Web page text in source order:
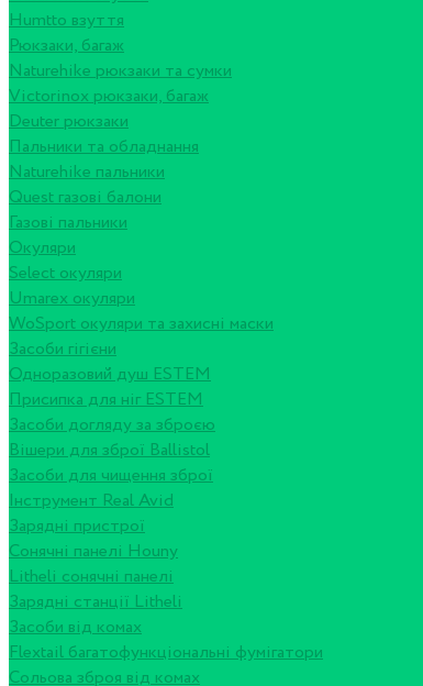
Humtto взуття
Рюкзаки, багаж
Naturehike рюкзаки та сумки
Victorinox рюкзаки, багаж
Deuter рюкзаки
Пальники та обладнання
Naturehike пальники
Quest газові балони
Газові пальники
Окуляри
Select окуляри
Umarex окуляри
WoSport окуляри та захисні маски
Засоби гігієни
Одноразовий душ ESTEM
Присипка для ніг ESTEM
Засоби догляду за зброєю
Вішери для зброї Ballistol
Засоби для чищення зброї
Інструмент Real Avid
Зарядні пристрої
Сонячні панелі Houny
Litheli сонячні панелі
Зарядні станції Litheli
Засоби від комах
Flextail багатофункціональні фумігатори
Сольова зброя від комах